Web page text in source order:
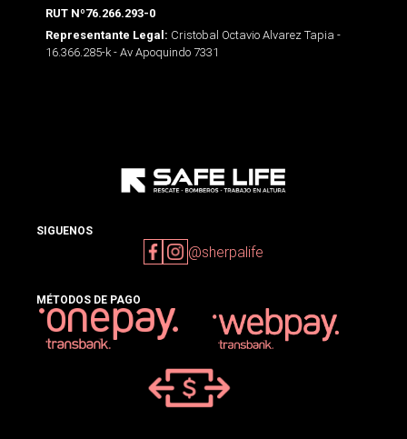
RUT Nº76.266.293-0
Representante Legal: Cristobal Octavio Alvarez Tapia -
16.366.285-k - Av Apoquindo 7331
SIGUENOS
@sherpalife
MÉTODOS DE PAGO